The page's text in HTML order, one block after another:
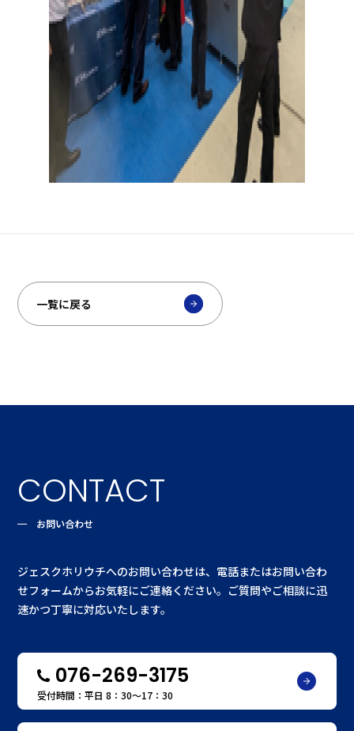
一覧に戻る
CONTACT
お問い合わせ
ジェスクホリウチへのお問い合わせは、電話またはお問い合わ
せフォームからお気軽にご連絡ください。ご質問やご相談に迅
速かつ丁寧に対応いたします。
076-269-3175
受付時間：平日 8：30〜17：30